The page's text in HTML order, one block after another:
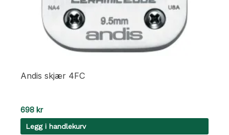
Andis skjær 4FC
698 kr
Legg i handlekurv